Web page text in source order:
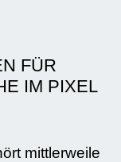
FÜR
IM PIXEL
mittlerweile